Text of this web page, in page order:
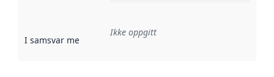
I samsvar med Referanse til en implementasjonsregel
Ikke oppgitt